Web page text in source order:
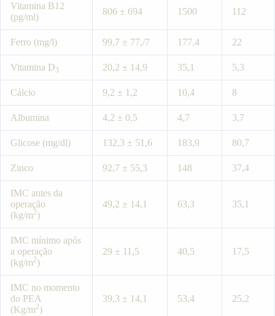
Vitamina B12
(pg/ml)
806 ± 694 1500 112
Ferro (mg/l) 99,7 ± 77,/7 177,4 22
Vitamina D3 20,2 ± 14,9 35,1 5,3
Cálcio 9,2 ± 1,2 10,4 8
Albumina 4,2 ± 0,5 4,7 3,7
Glicose (mg/dl) 132,3 ± 51,6 183,9 80,7
Zinco 92,7 ± 55,3 148 37,4
IMC antes da
operação
(kg/m2)
49,2 ± 14,1 63,3 35,1
IMC mínimo após
a operação
(kg/m2)
29 ± 11,5 40,5 17,5
IMC no momento
do PEA
(Kg/m2)
39,3 ± 14,1 53,4 25,2